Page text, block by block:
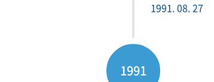
1991. 08. 27
1991